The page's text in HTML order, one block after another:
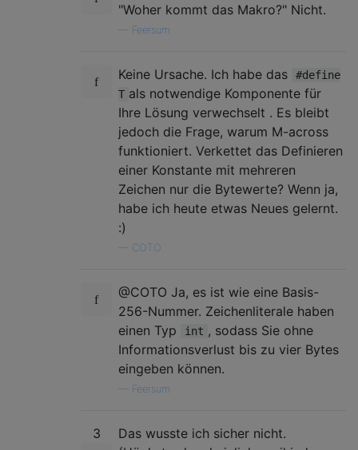
"Woher kommt das Makro?" Nicht.
Feersum
Keine Ursache. Ich habe das
#define
T als notwendige Komponente für
Ihre Lösung verwechselt . Es bleibt
jedoch die Frage, warum M-across
funktioniert. Verkettet das Definieren
einer Konstante mit mehreren
Zeichen nur die Bytewerte? Wenn ja,
habe ich heute etwas Neues gelernt.
:)
COTO
@COTO Ja, es ist wie eine Basis-
256-Nummer. Zeichenliterale haben
einen Typ
int , sodass Sie ohne
Informationsverlust bis zu vier Bytes
eingeben können.
Feersum
3
Das wusste ich sicher nicht.